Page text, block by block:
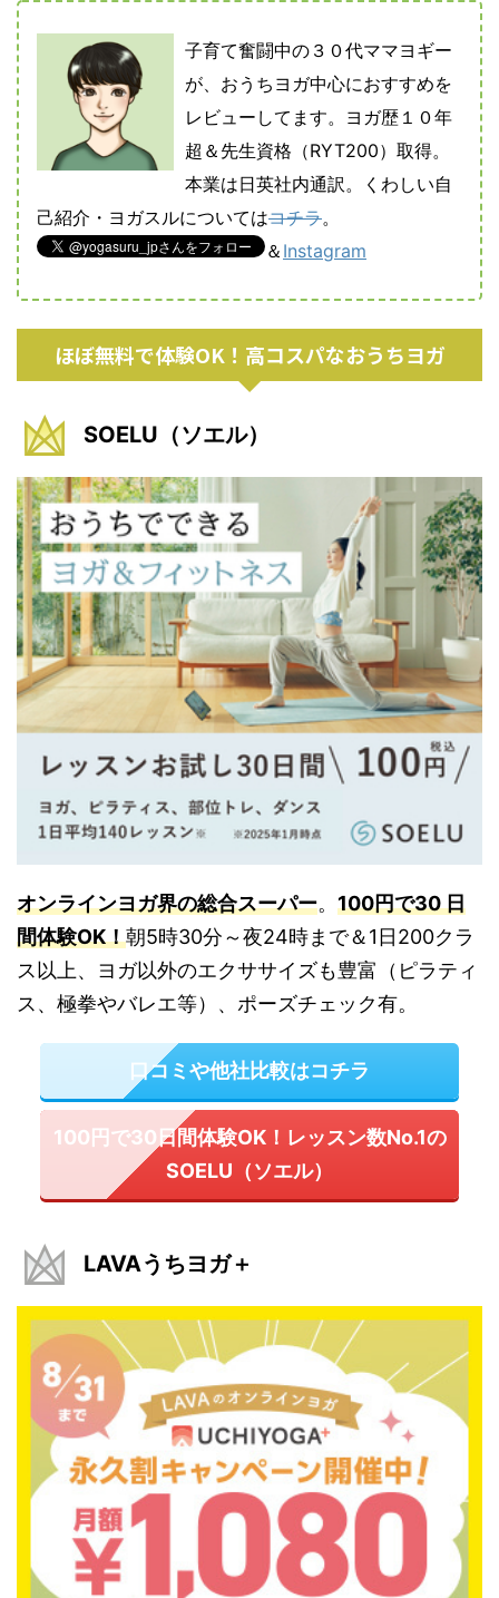
子育て奮闘中の３０代ママヨギー
が、おうちヨガ中心におすすめを
レビューしてます。ヨガ歴１０年
超＆先生資格（RYT200）取得。
本業は日英社内通訳。くわしい自
己紹介・ヨガスルについてはコチラ。
＆ Instagram
ほぼ無料で体験OK！高コスパなおうちヨガ
SOELU（ソエル）
オンラインヨガ界の総合スーパー。 100円で30 日
間体験OK！朝5時30分～夜24時まで＆1日200クラ
ス以上、ヨガ以外のエクササイズも豊富（ピラティ
ス、極拳やバレエ等）、ポーズチェック有。
口コミや他社比較はコチラ
100円で30日間体験OK！レッスン数No.1の
SOELU（ソエル）
LAVAうちヨガ＋